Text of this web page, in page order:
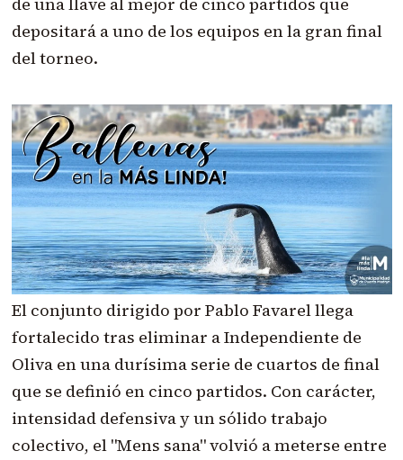
depositará a uno de los equipos en la gran final
del torneo.
El conjunto dirigido por Pablo Favarel llega
fortalecido tras eliminar a Independiente de
Oliva en una durísima serie de cuartos de final
que se definió en cinco partidos. Con carácter,
intensidad defensiva y un sólido trabajo
colectivo, el "Mens sana" volvió a meterse entre